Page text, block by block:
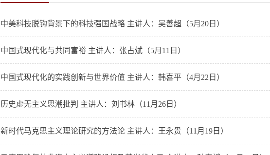
中美科技脱钩背景下的科技强国战略 主讲人：吴善超（5月20日）
中国式现代化与共同富裕 主讲人：张占斌（5月11日）
中国式现代化的实践创新与世界价值 主讲人：韩喜平（4月22日）
历史虚无主义思潮批判 主讲人：刘书林（11月26日）
新时代马克思主义理论研究的方法论 主讲人：王永贵（11月19日）